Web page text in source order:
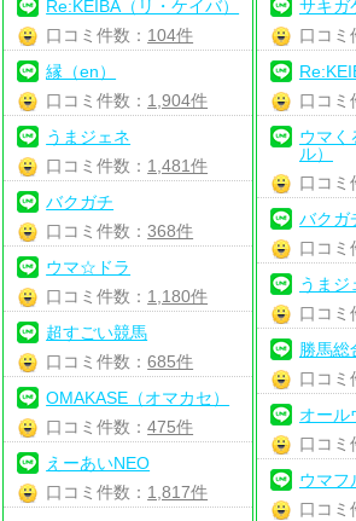
Re:KEIBA（リ・ケイバ）
口コミ件数： 104件
縁（en）
口コミ件数： 1,904件
うまジェネ
口コミ件数： 1,481件
バクガチ
口コミ件数：368件
ウマ☆ドラ
口コミ件数： 1,180件
超すごい競馬
口コミ件数：685件
OMAKASE（オマカセ）
口コミ件数：475件
えーあいNEO
口コミ件数： 1,817件
サキガ
口コミ
口コミ
ウマく
ル）
口コミ
バクガ
口コミ
うまジ
口コミ
勝馬総
口コミ
オール
口コミ
ウマフ
口コミ